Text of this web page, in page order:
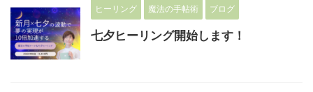
ヒーリング 魔法の手帖術 ブログ
七夕ヒーリング開始します！